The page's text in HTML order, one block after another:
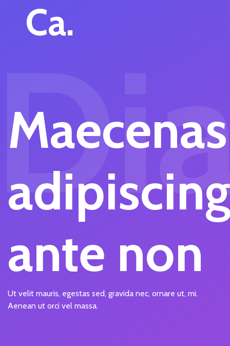
Ca.
Maecenas
ante non
Ut velit mauris, egestas sed, gravida nec, ornare ut, mi.
Aenean ut orci vel massa.